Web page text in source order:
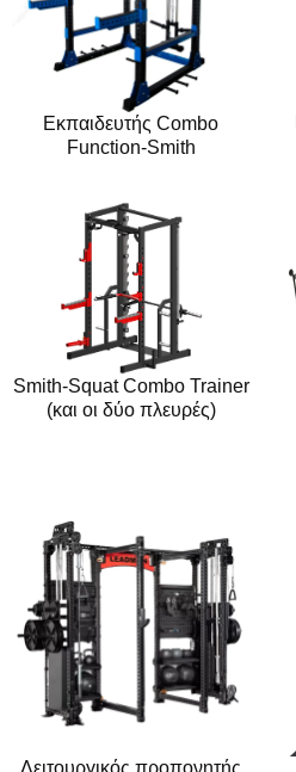
Εκπαιδευτής Combo
Function-Smith
Smith-Squat Combo Trainer
(και οι δύο πλευρές)
Λειτουργικός προπονητής